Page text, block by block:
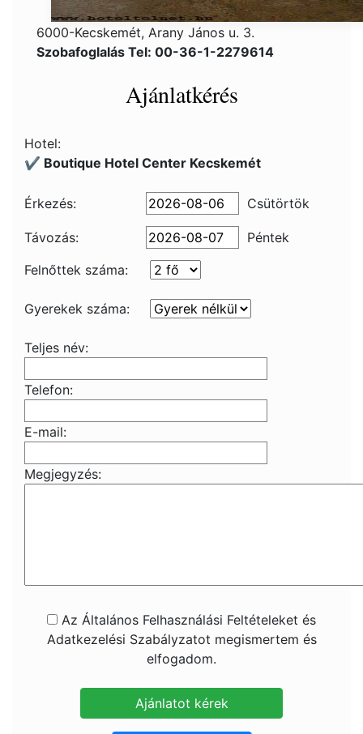
6000-Kecskemét, Arany János u. 3.
Szobafoglalás Tel: 00-36-1-2279614
Ajánlatkérés
Hotel:
✔️ Boutique Hotel Center Kecskemét
Érkezés: Csütörtök
Távozás:
Péntek
Felnőttek száma:
Gyerekek száma:
Teljes név:
Telefon:
E-mail:
Megjegyzés:
Az Általános Felhasználási Feltételeket és
Adatkezelési Szabályzatot megismertem és
elfogadom.